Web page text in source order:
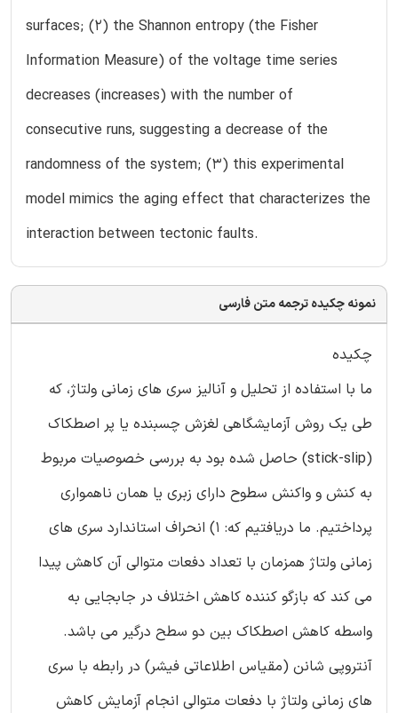
surfaces; (2) the Shannon entropy (the Fisher
Information Measure) of the voltage time series
decreases (increases) with the number of
consecutive runs, suggesting a decrease of the
randomness of the system; (3) this experimental
model mimics the aging effect that characterizes the
interaction between tectonic faults.
نمونه چکیده ترجمه متن فارسی
چکیده
ما با استفاده از تحلیل و آنالیز سری های زمانی ولتاژ، که
طی یک روش آزمایشگاهی لغزش چسبنده یا پر اصطکاک
(stick-slip) حاصل شده بود به بررسی خصوصیات مربوط
به کنش و واکنش سطوح دارای زبری یا همان ناهمواری
پرداختیم. ما دریافتیم که: 1) انحراف استاندارد سری های
زمانی ولتاژ همزمان با تعداد دفعات متوالی آن کاهش پیدا
می کند که بازگو کننده کاهش اختلاف در جابجایی به
واسطه کاهش اصطکاک بین دو سطح درگیر می باشد.
آنتروپی شانن (مقیاس اطلاعاتی فیشر) در رابطه با سری
های زمانی ولتاژ با دفعات متوالی انجام آزمایش کاهش